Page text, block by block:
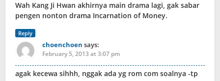
Wah Kang Ji Hwan akhirnya main drama lagi, gak sabar
pengen nonton drama Incarnation of Money.
Reply
choenchoen says:
February 5, 2013 at 3:07 pm
agak kecewa sihhh, nggak ada yg rom com soalnya -tp